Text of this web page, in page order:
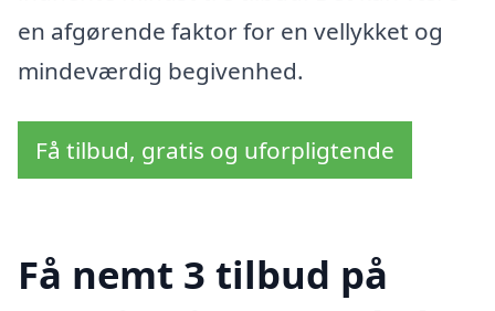
en afgørende faktor for en vellykket og
mindeværdig begivenhed.
Få tilbud, gratis og uforpligtende
Få nemt 3 tilbud på